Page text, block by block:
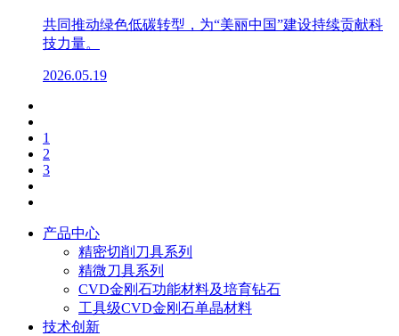
共同推动绿色低碳转型，为“美丽中国”建设持续贡献科
技力量。
2026.05.19
1
2
3
产品中心
精密切削刀具系列
精微刀具系列
CVD金刚石功能材料及培育钻石
工具级CVD金刚石单晶材料
技术创新